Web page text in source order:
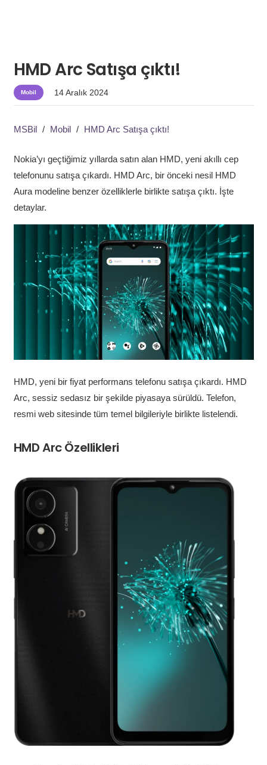
HMD Arc Satışa çıktı!
Mobil 14 Aralık 2024
MSBil / Mobil / HMD Arc Satışa çıktı!
Nokia’yı geçtiğimiz yıllarda satın alan HMD, yeni akıllı cep
telefonunu satışa çıkardı. HMD Arc, bir önceki nesil HMD
Aura modeline benzer özelliklerle birlikte satışa çıktı. İşte
detaylar.
HMD, yeni bir fiyat performans telefonu satışa çıkardı. HMD
Arc, sessiz sedasız bir şekilde piyasaya sürüldü. Telefon,
resmi web sitesinde tüm temel bilgileriyle birlikte listelendi.
HMD Arc Özellikleri